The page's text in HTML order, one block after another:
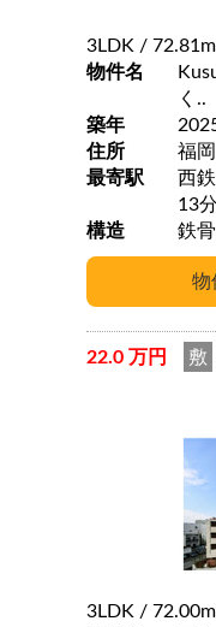
3LDK / 72.81m
物件名
く..
築年
住所
福
最寄駅
西鉄
13分
構造
鉄
22.0 万円 敷
3LDK / 72.00m